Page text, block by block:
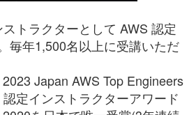
トラクターとして AWS 認定
毎年1,500名以上に受講いただ
Japan AWS Top Engineers
認定インストラクターアワード